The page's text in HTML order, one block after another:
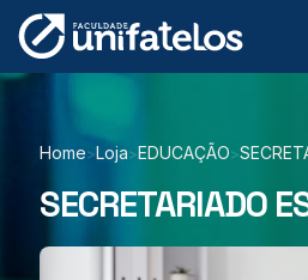
Home>Loja>EDUCAÇÃO>
SECRETARIADO